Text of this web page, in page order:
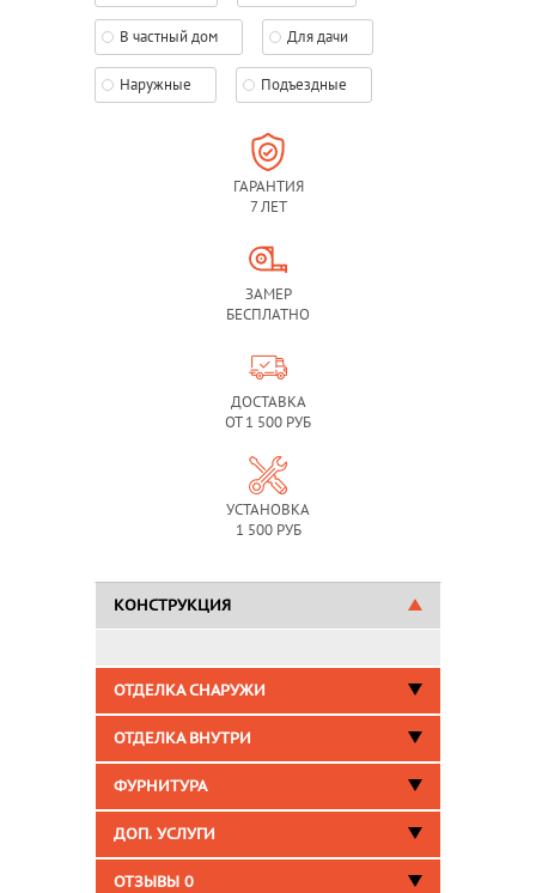
В частный дом Для дачи
Наружные Подъездные
ГАРАНТИЯ
7 ЛЕТ
ЗАМЕР
БЕСПЛАТНО
ДОСТАВКА
ОТ 1 500 РУБ
УСТАНОВКА
1 500 РУБ
КОНСТРУКЦИЯ
ОТДЕЛКА СНАРУЖИ
ОТДЕЛКА ВНУТРИ
ФУРНИТУРА
ДОП. УСЛУГИ
ОТЗЫВЫ 0